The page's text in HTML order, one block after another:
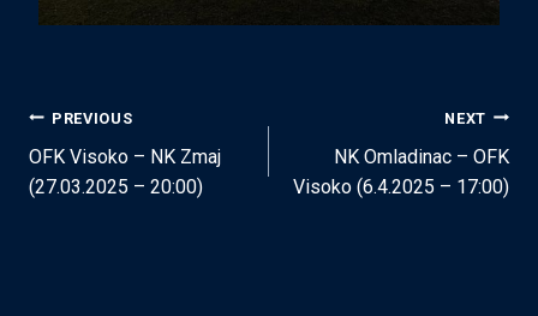
Post
navigation
PREVIOUS
OFK Visoko – NK Zmaj
(27.03.2025 – 20:00)
NEXT
NK Omladinac – OFK
Visoko (6.4.2025 – 17:00)